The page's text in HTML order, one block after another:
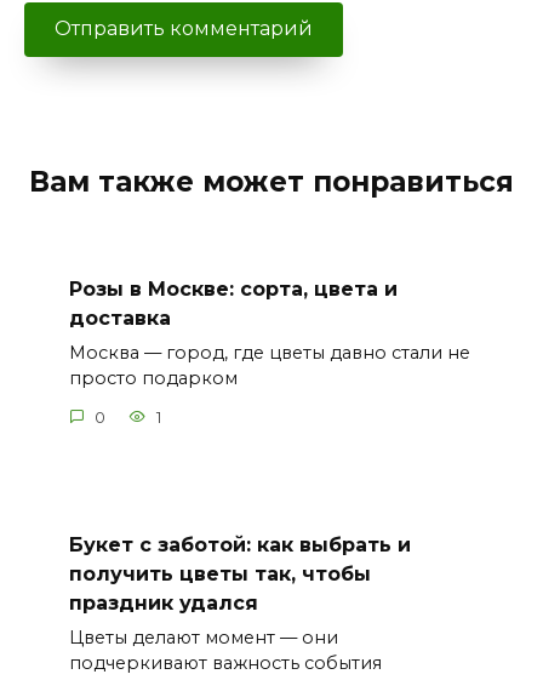
Вам также может понравиться
Розы в Москве: сорта, цвета и
доставка
Москва — город, где цветы давно стали не
просто подарком
0 1
Букет с заботой: как выбрать и
получить цветы так, чтобы
праздник удался
Цветы делают момент — они
подчеркивают важность события